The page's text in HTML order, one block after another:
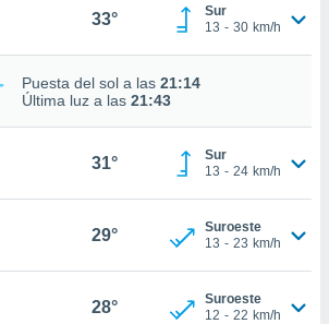
33°
Sur
13 - 30 km/h
Puesta del sol a las 21:14
Última luz a las 21:43
31°
Sur
13 - 24 km/h
29°
Suroeste
13 - 23 km/h
28°
Suroeste
12 - 22 km/h